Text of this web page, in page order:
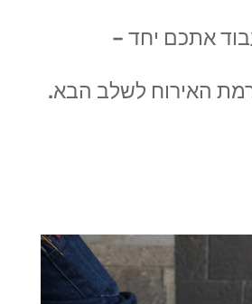
אתכם יחד –
האירוח לשלב הבא.